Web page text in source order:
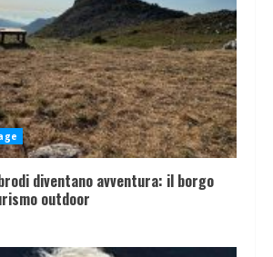
diventano avventura: il borgo
outdoor